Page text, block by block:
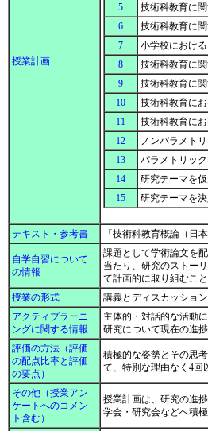
授業計画
5
技術科教育に
6
技術科教育に
7
小学校におけ
8
技術科教育に
9
技術科教育に
10
技術科教育に
11
技術科教育に
12
ノンパラメト
13
パラメトリッ
14
研究テーマを
15
研究テーマを
テキスト・参考書 「技術科教育概論（日
自学自習について
の情報
課題として学術論文を
当たり、研究のストー
て計画的に取り組むこ
授業の形式
講義とディスカッショ
アクティブラーニ
ングに関する情報
主体的・対話的な活動
研究について現在の進
評価の方法（評価
の配点比率と評価
の要点）
積極的な姿勢とその思
て、特別な理由なく4
その他（授業アン
ケートへのコメン
ト含む）
授業計画は、研究の進
学会・研究会などへ積